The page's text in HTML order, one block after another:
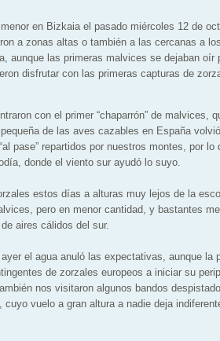
en Bizkaia el pasado miércoles 12 de
a zonas altas o también a las cercanas a
aunque las primeras malvices se dejaban
disfrutar con las primeras capturas de
con el primer “chaparrón” de malvices,
de las aves cazables en España
pase” repartidos por nuestros montes, por
donde el viento sur ayudó lo suyo.
estos días a alturas muy lejos de la
pero en menor cantidad, y bastantes
aires cálidos del sur.
el agua anuló las expectativas, aunque la
de zorzales europeos a iniciar su
nos visitaron algunos bandos
vuelo a gran altura a nadie deja